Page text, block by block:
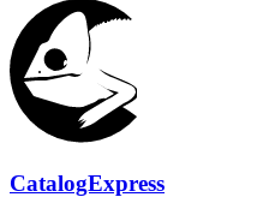
Catalog­Express